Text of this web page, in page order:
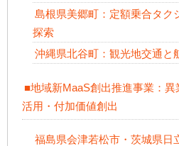
島根県美郷町：定額乗合タク
探索
沖縄県北谷町：観光地交通と
■地域新MaaS創出推進事業：
活用・付加価値創出
福島県会津若松市・茨城県日